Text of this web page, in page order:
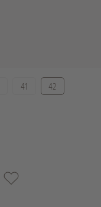
41 42
Zum Merkzettel hinzufügen